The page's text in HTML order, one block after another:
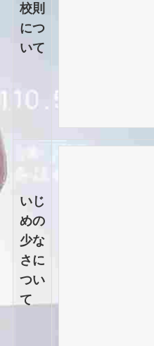
校則
につ
いて
いじ
めの
少な
さに
つい
て